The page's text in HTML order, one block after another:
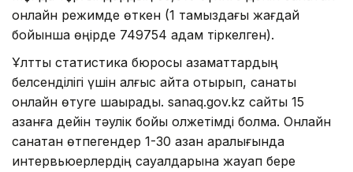
онлайн режимде өткен (1 тамыздағы жағдай
бойынша өңірде 749754 адам тіркелген).
Ұлттық статистика бюросы азаматтардың
белсенділігі үшін алғыс айта отырып, санақты
онлайн өтуге шақырады. sanaq.gov.kz сайты 15
қазанға дейін тәулік бойы қолжетімді болмақ. Онлайн
санақтан өтпегендер 1-30 қазан аралығында
интервьюерлердің сауалдарына жауап бере